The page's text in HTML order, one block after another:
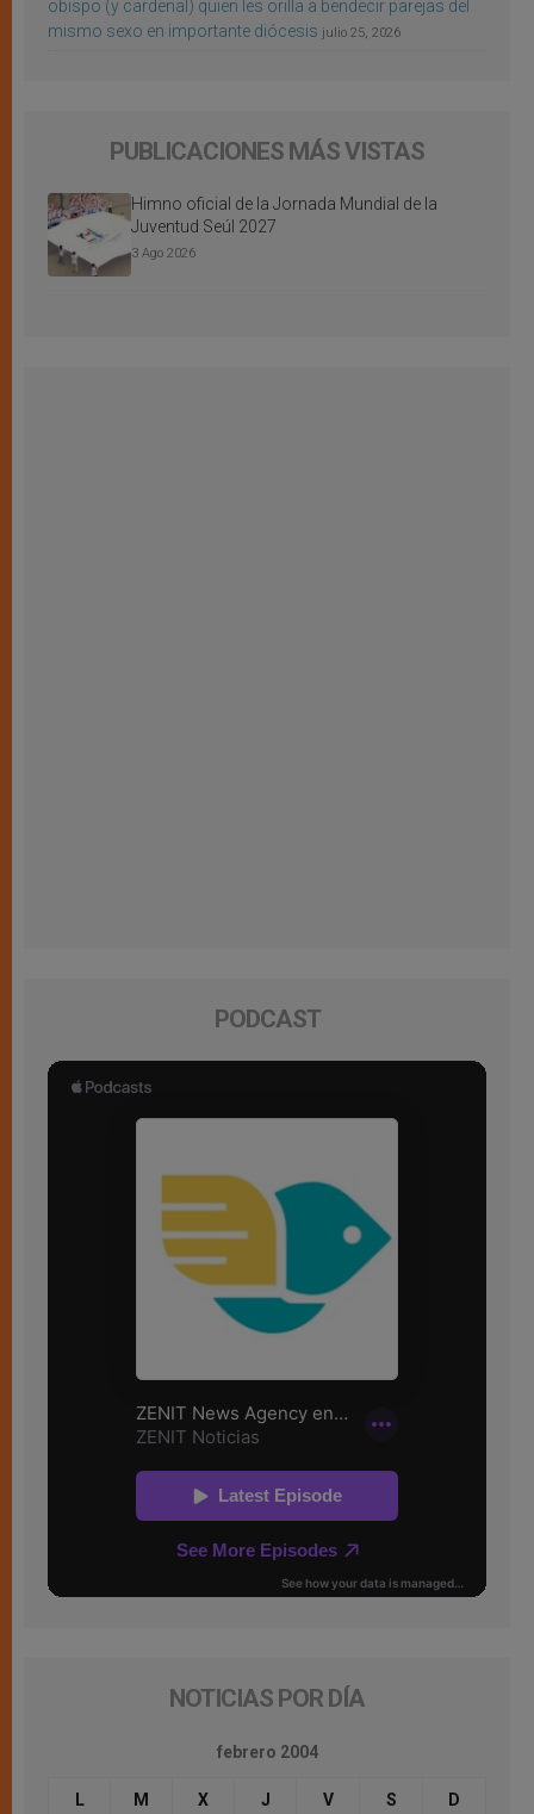
obispo (y cardenal) quien les orilla a bendecir parejas del
mismo sexo en importante diócesis julio 25, 2026
PUBLICACIONES MÁS VISTAS
Himno oficial de la Jornada Mundial de la
Juventud Seúl 2027
3 Ago 2026
PODCAST
NOTICIAS POR DÍA
febrero 2004
L M X J V S D